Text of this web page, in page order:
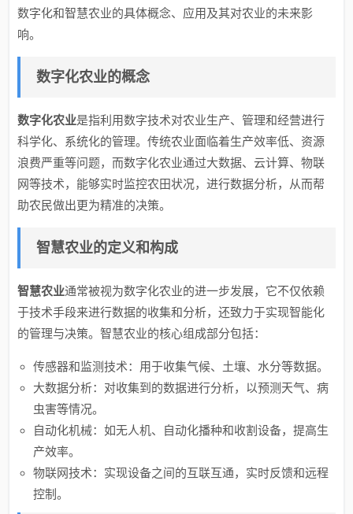
数字化和智慧农业的具体概念、应用及其对农业的未来影
响。
数字化农业的概念
数字化农业是指利用数字技术对农业生产、管理和经营进行
科学化、系统化的管理。传统农业面临着生产效率低、资源
浪费严重等问题，而数字化农业通过大数据、云计算、物联
网等技术，能够实时监控农田状况，进行数据分析，从而帮
助农民做出更为精准的决策。
智慧农业的定义和构成
智慧农业通常被视为数字化农业的进一步发展，它不仅依赖
于技术手段来进行数据的收集和分析，还致力于实现智能化
的管理与决策。智慧农业的核心组成部分包括：
传感器和监测技术：用于收集气候、土壤、水分等数据。
大数据分析：对收集到的数据进行分析，以预测天气、病
虫害等情况。
自动化机械：如无人机、自动化播种和收割设备，提高生
产效率。
物联网技术：实现设备之间的互联互通，实时反馈和远程
控制。